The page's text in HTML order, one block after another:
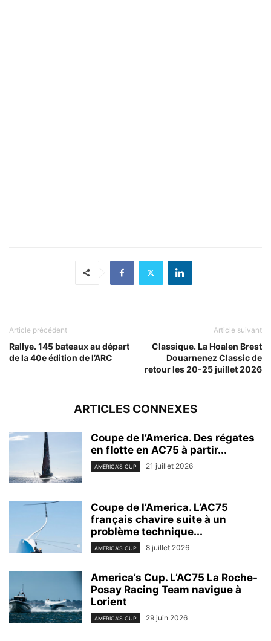
Article précédent
Rallye. 145 bateaux au départ
de la 40e édition de l’ARC
Article suivant
Classique. La Hoalen Brest
Douarnenez Classic de
retour les 20-25 juillet 2026
ARTICLES CONNEXES
Coupe de l’America. Des régates
en flotte en AC75 à partir...
AMERICA'S CUP 21 juillet 2026
Coupe de l’America. L’AC75
français chavire suite à un
problème technique...
AMERICA'S CUP 8 juillet 2026
America’s Cup. L’AC75 La Roche-
Posay Racing Team navigue à
Lorient
AMERICA'S CUP 29 juin 2026